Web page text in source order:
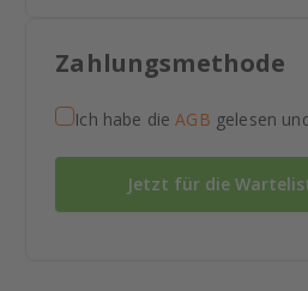
Zahlungsmethode
Ich habe dieAGB gelesen
Jetzt für die